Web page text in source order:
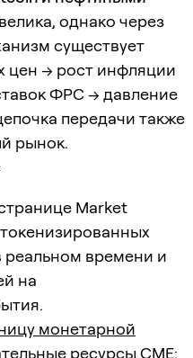
однако через
существует
цен → рост инфляции
ФРС → давление
передачи также
рынок.
Market
реальном времени и
на
монетарной
ресурсы CME: